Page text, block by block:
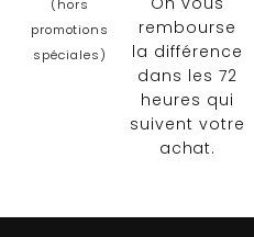
(hors
promotions
spéciales)
rembourse
la différence
dans les 72
heures qui
suivent votre
achat.